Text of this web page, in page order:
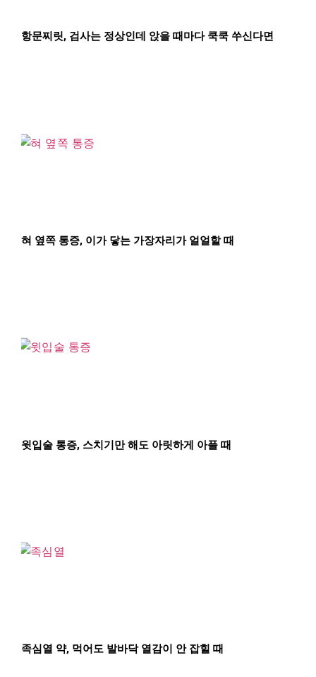
항문찌릿, 검사는 정상인데 앉을 때마다 쿡쿡 쑤신다면
혀 옆쪽 통증, 이가 닿는 가장자리가 얼얼할 때
윗입술 통증, 스치기만 해도 아릿하게 아플 때
족심열 약, 먹어도 발바닥 열감이 안 잡힐 때